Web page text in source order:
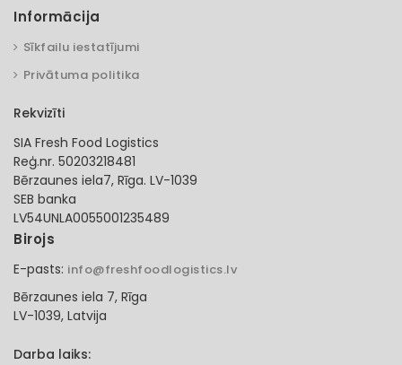
Informācija
Sīkfailu iestatījumi
Privātuma politika
Rekvizīti
SIA Fresh Food Logistics
Reģ.nr. 50203218481
Bērzaunes iela7, Rīga. LV-1039
SEB banka
LV54UNLA0055001235489
Birojs
E-pasts: info@freshfoodlogistics.lv
Bērzaunes iela 7, Rīga
LV-1039, Latvija
Darba laiks: